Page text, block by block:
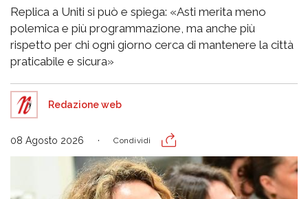
Replica a Uniti si può e spiega: «Asti merita meno
polemica e più programmazione, ma anche più
rispetto per chi ogni giorno cerca di mantenere la città
praticabile e sicura»
Redazione web
08 Agosto 2026 Condividi